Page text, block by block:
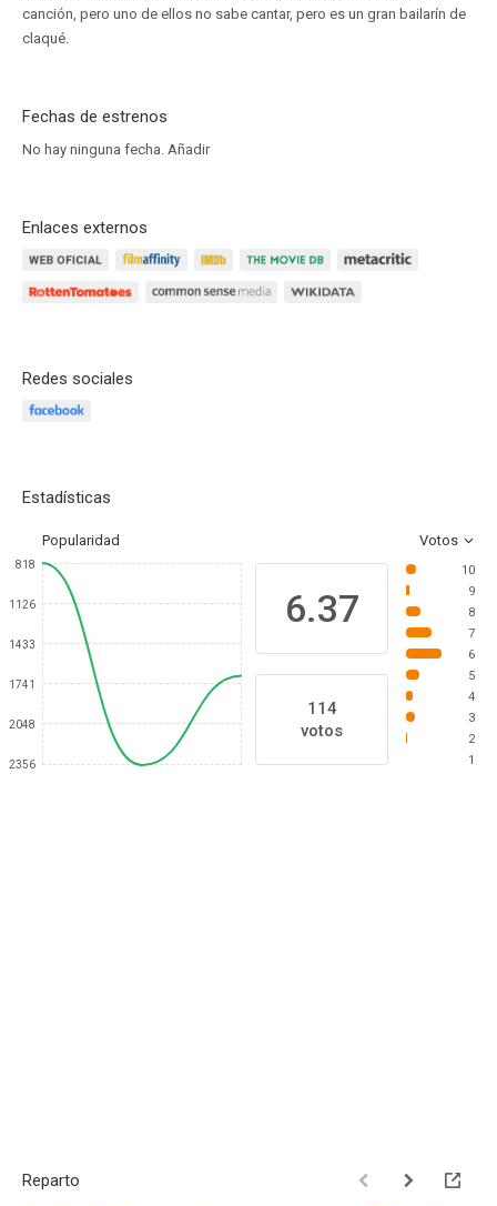
canción, pero uno de ellos no sabe cantar, pero es un gran bailarín de
claqué.
Fechas de estrenos
No hay ninguna fecha. Añadir
Enlaces externos
Redes sociales
Estadísticas
Popularidad Votos
818
1126
1433
1741
2048
2356
6.37
114
votos
10
9
8
7
6
5
4
3
2
1
Reparto